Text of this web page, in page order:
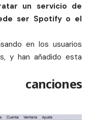
un servicio de
ser Spotify o el
en los usuarios
y han añadido esta